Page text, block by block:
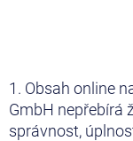
1. Obsah online
GmbH nepřebírá
správnost,